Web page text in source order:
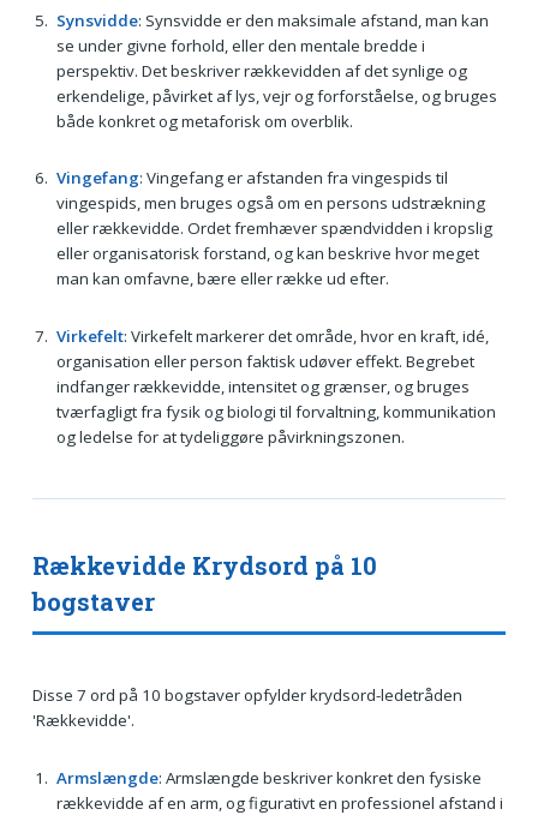
Synsvidde: Synsvidde er den maksimale afstand, man kan
se under givne forhold, eller den mentale bredde i
perspektiv. Det beskriver rækkevidden af det synlige og
erkendelige, påvirket af lys, vejr og forforståelse, og bruges
både konkret og metaforisk om overblik.
Vingefang: Vingefang er afstanden fra vingespids til
vingespids, men bruges også om en persons udstrækning
eller rækkevidde. Ordet fremhæver spændvidden i kropslig
eller organisatorisk forstand, og kan beskrive hvor meget
man kan omfavne, bære eller række ud efter.
Virkefelt: Virkefelt markerer det område, hvor en kraft, idé,
organisation eller person faktisk udøver effekt. Begrebet
indfanger rækkevidde, intensitet og grænser, og bruges
tværfagligt fra fysik og biologi til forvaltning, kommunikation
og ledelse for at tydeliggøre påvirkningszonen.
Rækkevidde Krydsord på 10
bogstaver
Disse 7 ord på 10 bogstaver opfylder krydsord-ledetråden
'Rækkevidde'.
Armslængde: Armslængde beskriver konkret den fysiske
rækkevidde af en arm, og figurativt en professionel afstand i